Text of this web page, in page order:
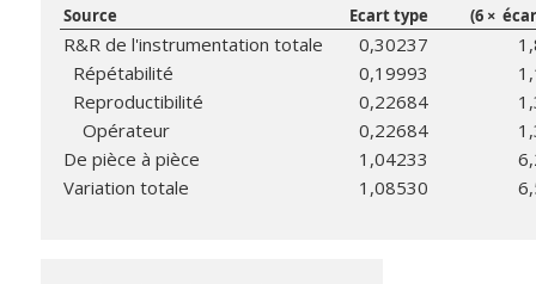
Source Ecart type
(6 ×
R&R de l'instrumentation totale 0,30237
Répétabilité
0,19993
Reproductibilité
0,22684
Opérateur
0,22684
De pièce à pièce
1,04233
Variation totale
1,08530